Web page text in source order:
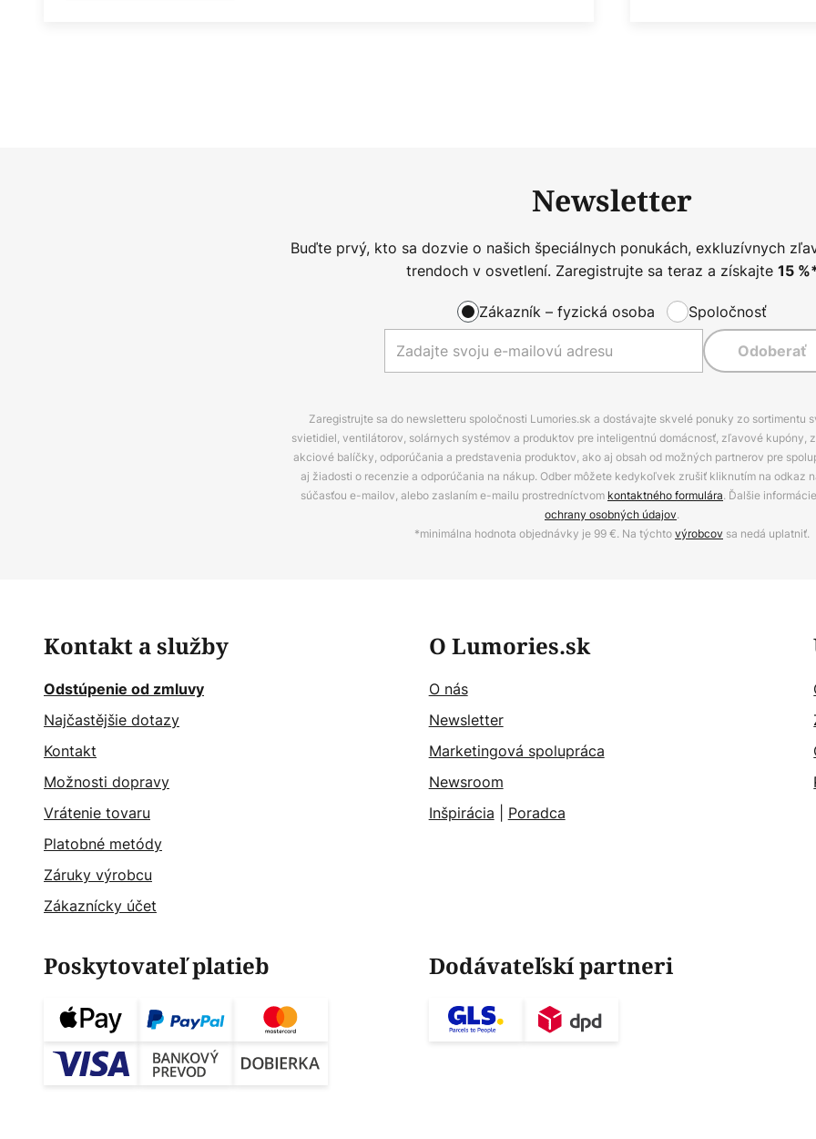
Newsletter
Buďte prvý, kto sa dozvie o našich špeciálnych ponukách, exkluzívnych
trendoch v osvetlení. Zaregistrujte sa teraz a získajte 15
Zákazník – fyzická osoba Spoločnosť
Odoberať
Zaregistrujte sa do newsletteru spoločnosti Lumories.sk a dostávajte skvelé ponuky zo sortimentu
svietidiel, ventilátorov, solárnych systémov a produktov pre inteligentnú domácnosť, zľavové kupóny,
akciové balíčky, odporúčania a predstavenia produktov, ako aj obsah od možných partnerov pre
aj žiadosti o recenzie a odporúčania na nákup. Odber môžete kedykoľvek zrušiť kliknutím na odkaz
súčasťou e-mailov, alebo zaslaním e-mailu prostredníctvom kontaktného formulára. Ďalšie
ochrany osobných údajov.
*minimálna hodnota objednávky je 99 €. Na týchtovýrobcov sa nedá uplatniť.
Kontakt a služby
Odstúpenie od zmluvy
Najčastějšie dotazy
Kontakt
Možnosti dopravy
Vrátenie tovaru
Platobné metódy
Záruky výrobcu
Zákaznícky účet
O Lumories.sk
O nás
Newsletter
Marketingová spolupráca
Newsroom
Inšpirácia
Poradca
Poskytovateľ platieb Dodávateľskí partneri